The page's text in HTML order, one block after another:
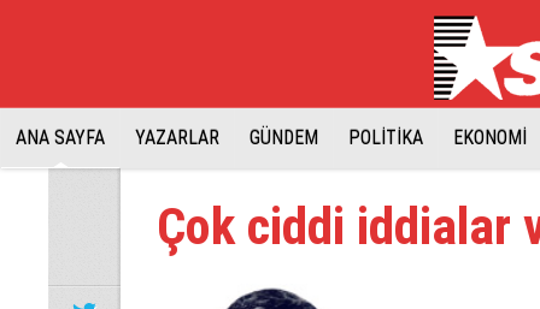
ANA SAYFA YAZARLAR GÜNDEM POLİTİKA EKONOMİ
Çok ciddi iddialar